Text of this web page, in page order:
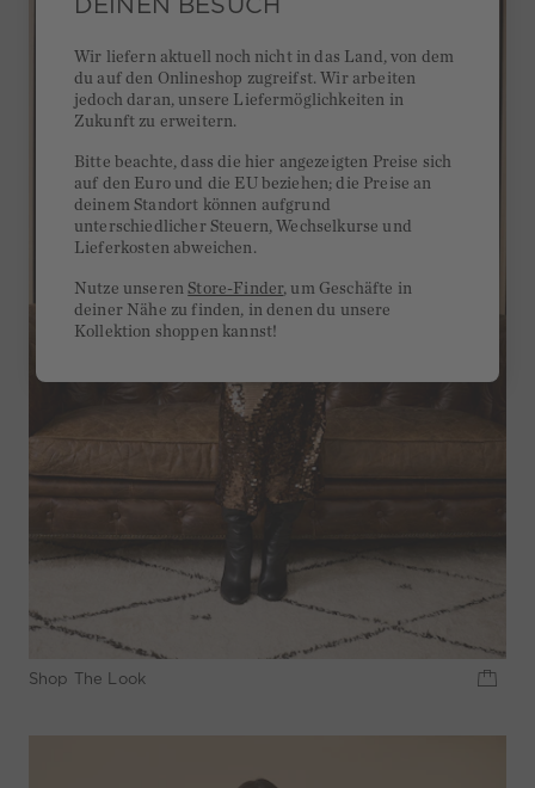
Shop The Look
Wir liefern aktuell noch nicht in das Land, von dem
du auf den Onlineshop zugreifst. Wir arbeiten
jedoch daran, unsere Liefermöglichkeiten in
Zukunft zu erweitern.
Bitte beachte, dass die hier angezeigten Preise sich
auf den Euro und die EU beziehen; die Preise an
deinem Standort können aufgrund
unterschiedlicher Steuern, Wechselkurse und
Lieferkosten abweichen.
Nutze unserenStore-Finder, um Geschäfte in
deiner Nähe zu finden, in denen du unsere
Kollektion shoppen kannst!